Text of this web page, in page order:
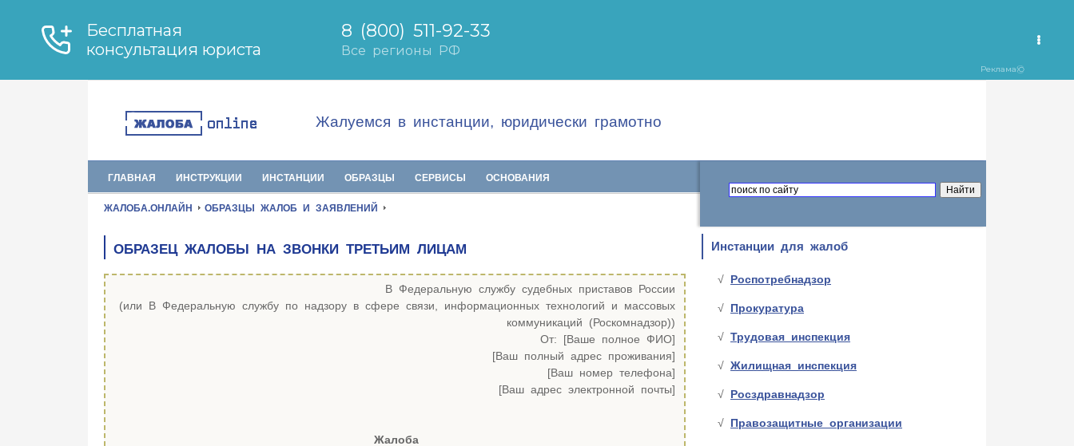
Жалуемся в инстанции, юридически грамотно
ГЛАВНАЯ ИНСТРУКЦИИ ИНСТАНЦИИ ОБРАЗЦЫ СЕРВИСЫ ОСНОВАНИЯ
ЖАЛОБА.ОНЛАЙН ОБРАЗЦЫ ЖАЛОБ И ЗАЯВЛЕНИЙ
ОБРАЗЕЦ ЖАЛОБЫ НА ЗВОНКИ ТРЕТЬИМ ЛИЦАМ
В Федеральную службу судебных приставов России
(или В Федеральную службу по надзору в сфере связи, информационных технологий и массовых
коммуникаций (Роскомнадзор))
От: [Ваше полное ФИО]
[Ваш полный адрес проживания]
[Ваш номер телефона]
[Ваш адрес электронной почты]
Жалоба
Инстанции для жалоб
Роспотребнадзор
Прокуратура
Трудовая инспекция
Жилищная инспекция
Росздравнадзор
Правозащитные организации